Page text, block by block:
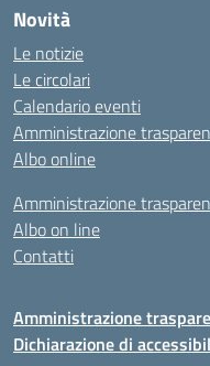
Novità
Le notizie
Le circolari
Calendario eventi
Amministrazione
Albo online
Amministrazione
Albo on line
Contatti
Amministrazione
Dichiarazione di